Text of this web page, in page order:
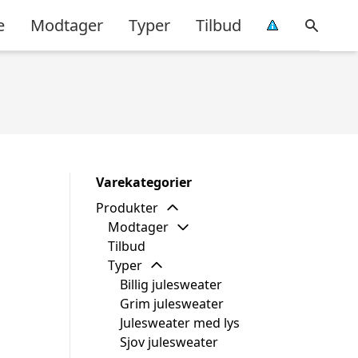
Modtager Typer Tilbud
Varekategorier
Produkter
Modtager
Tilbud
Typer
Billig julesweater
Grim julesweater
Julesweater med lys
Sjov julesweater